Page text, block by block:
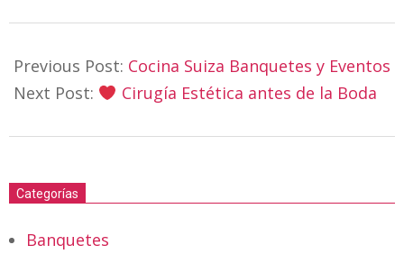
01-
18
Previous Post: Cocina Suiza Banquetes y Eventos
Next Post:
Cirugía Estética antes de la Boda
Categorías
Banquetes